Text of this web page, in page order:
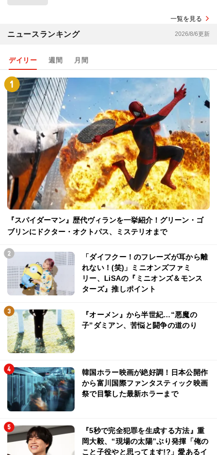
一覧を見る
ニュースランキング 2026/8/6更新
デイリー 週間 月間
『スパイダーマン』歴代ヴィランを一挙紹介！グリーン・ゴ
ブリンにドクター・オクトパス、ミステリオまで
「ダイフクー！のフレーズが耳から離
れない！(笑)」ミニオンズファミ
リー、LiSAの『ミニオンズ＆モンス
ターズ』推しポイント
『オーメン』から半世紀…“悪魔の
子”ダミアン、苦悩と闘争の道のり
韓国ホラー映画が絶好調！日本公開作
から富川国際ファンタスティック映画
祭で目撃した最新ホラーまで
『5秒で完全犯罪を生成する方法』重
岡大毅、“現場の太陽”ぶり発揮「俺の
こと子役やと思ってます!?」愛あるイ